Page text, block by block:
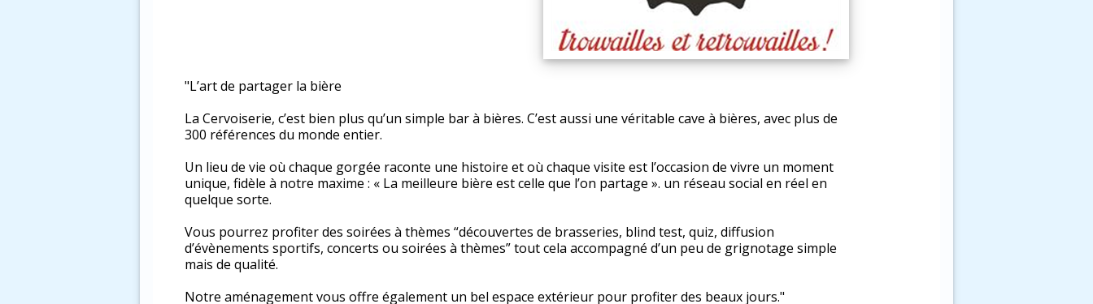
"L’art de partager la bière
La Cervoiserie, c’est bien plus qu’un simple bar à bières. C’est aussi une véritable cave à bières, avec plus de
300 références du monde entier.
Un lieu de vie où chaque gorgée raconte une histoire et où chaque visite est l’occasion de vivre un moment
unique, fidèle à notre maxime : « La meilleure bière est celle que l’on partage ». un réseau social en réel en
quelque sorte.
Vous pourrez profiter des soirées à thèmes “découvertes de brasseries, blind test, quiz, diffusion
d’évènements sportifs, concerts ou soirées à thèmes” tout cela accompagné d’un peu de grignotage simple
mais de qualité.
Notre aménagement vous offre également un bel espace extérieur pour profiter des beaux jours."